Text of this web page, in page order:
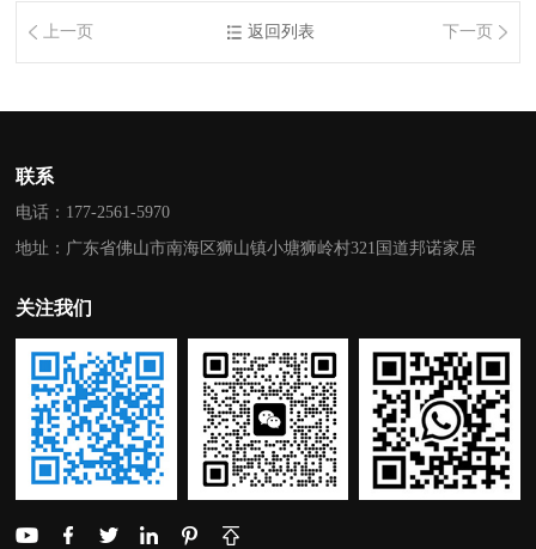
上一页 返回列表 下一页
联系
电话：177-2561-5970
地址：广东省佛山市南海区狮山镇小塘狮岭村321国道邦诺家居
关注我们